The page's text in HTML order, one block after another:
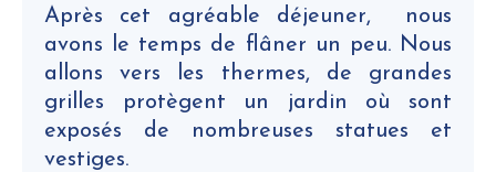
Après cet agréable déjeuner, nous
avons le temps de flâner un peu. Nous
allons vers les thermes, de grandes
grilles protègent un jardin où sont
exposés de nombreuses statues et
vestiges.